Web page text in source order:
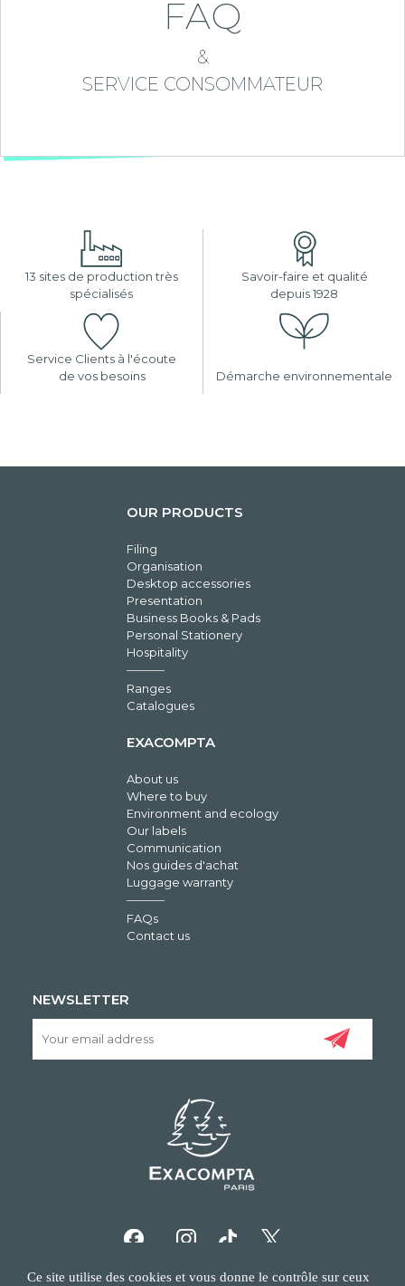
FAQ
&
SERVICE CONSOMMATEUR
13 sites de production très
spécialisés
Savoir-faire et qualité
depuis 1928
Service Clients à l'écoute
de vos besoins
Démarche environnementale
OUR PRODUCTS
Filing
Organisation
Desktop accessories
Presentation
Business Books & Pads
Personal Stationery
Hospitality
Ranges
Catalogues
EXACOMPTA
About us
Where to buy
Environment and ecology
Our labels
Communication
Nos guides d'achat
Luggage warranty
FAQs
Contact us
NEWSLETTER
Ce site utilise des cookies et vous donne le contrôle sur ceux